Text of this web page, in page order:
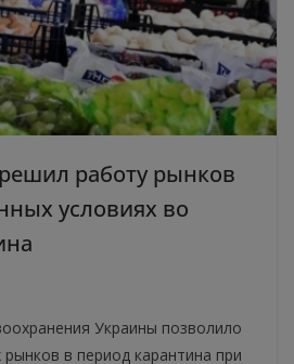
работу рынков
условиях во
Украины позволило
в период карантина при